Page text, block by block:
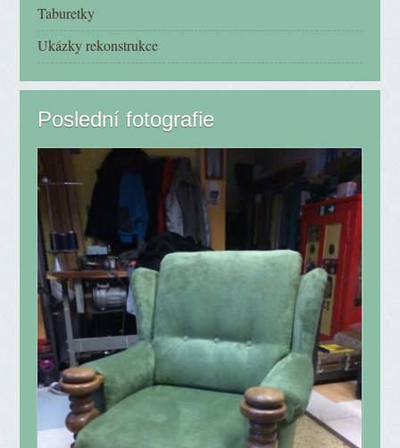
Taburetky
Ukázky rekonstrukce
Poslední fotografie